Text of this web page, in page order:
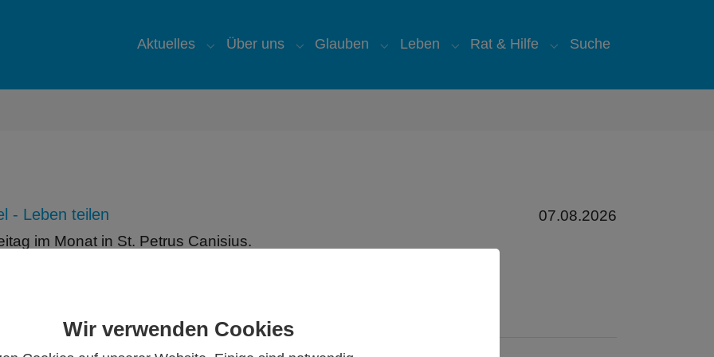
Wir verwenden Cookies
Aktuelles
Submenu for "Aktuelles"
Über uns
Submenu for "Über uns"
Glauben
Submenu for "Glauben"
Leben
Submenu for "Leben"
Rat & Hilfe
Submenu for "Rat &
Suche
07.08.2026
- Leben teilen
im Monat in St. Petrus Canisius.